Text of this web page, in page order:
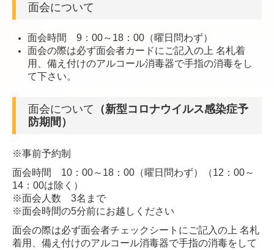
面会について
面会時間 9：00～18：00（曜日問わず）
面会の際は必ず面会者カードにご記入の上 名札着
用、備え付けのアルコール消毒器で手指の消毒をし
て下さい。
面会について （新型コロナウイルス感染症予
防期間）
※事前予約制
面会時間 10：00～18：00（曜日問わず）（12：00～
14：00は除く）
※面会人数 3名まで
※面会時間の5分前にお越しください
面会の際は必ず面会者チェックシートにご記入の上 名札
着用、備え付けのアルコール消毒器で手指の消毒をして